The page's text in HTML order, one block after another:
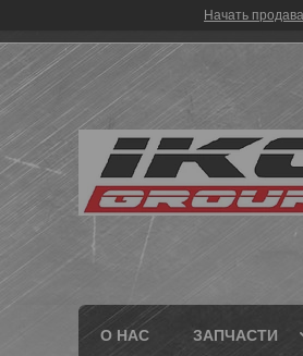
Начать
О НАС ЗАПЧАСТИ